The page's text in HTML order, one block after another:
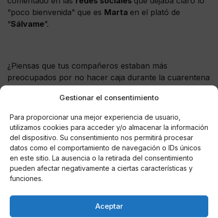
Gestionar el consentimiento
Para proporcionar una mejor experiencia de usuario,
utilizamos cookies para acceder y/o almacenar la información
del dispositivo. Su consentimiento nos permitirá procesar
datos como el comportamiento de navegación o IDs únicos
en este sitio. La ausencia o la retirada del consentimiento
pueden afectar negativamente a ciertas características y
funciones.
Aceptar
“poco bienvenida” que es Marta en el plató de
“Sálvame”.
¿Piensas que tus compañeros estaban más
preocupados por no hacer caja durante la cuarentena
September 19, 2020
AUTOR